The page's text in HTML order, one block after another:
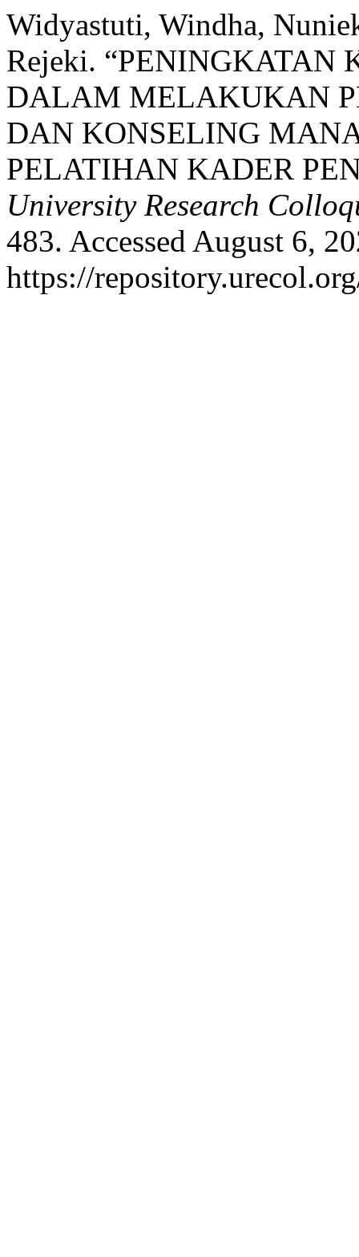
Widyastuti, Windha,
Rejeki.
DALAM MELAKUKAN
DAN KONSELING
PELATIHAN KADER
University Research
483. Accessed August 6,
https://